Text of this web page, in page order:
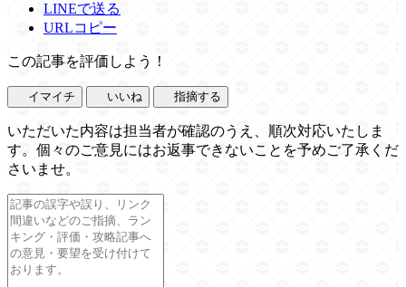
LINEで送る
URLコピー
この記事を評価しよう！
イマイチ いいね 指摘する
いただいた内容は担当者が確認のうえ、順次対応いたしま
す。個々のご意見にはお返事できないことを予めご了承くだ
さいませ。